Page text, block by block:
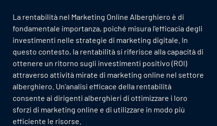
La rentabilità nel Marketing Online Alberghiero è di
fondamentale importanza, poiché misura l'efficacia degli
investimenti nelle strategie di marketing digitale. In
questo contesto, la rentabilità si riferisce alla capacità di
ottenere un ritorno sugli investimenti positivo (ROI)
attraverso attività mirate di marketing online nel settore
alberghiero. Un'analisi efficace della rentabilità
consente ai dirigenti alberghieri di ottimizzare i loro
sforzi di marketing online e di utilizzare in modo più
efficiente le risorse.